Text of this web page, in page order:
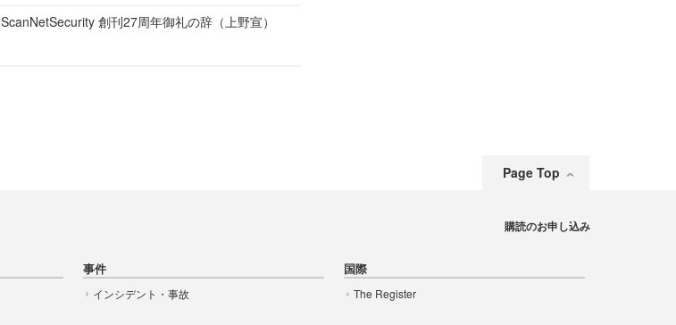
ScanNetSecurity 創刊27周年御礼の辞（上野宣）
Page Top
事件
インシデント・事故
国際
The Register
購読のお申し込み